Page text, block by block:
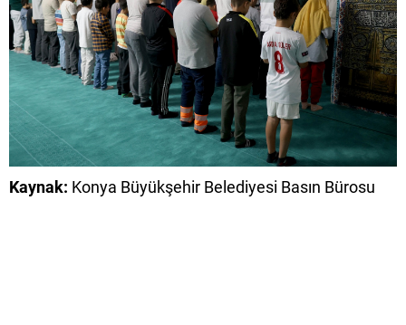
Kaynak: Konya Büyükşehir Belediyesi Basın Bürosu